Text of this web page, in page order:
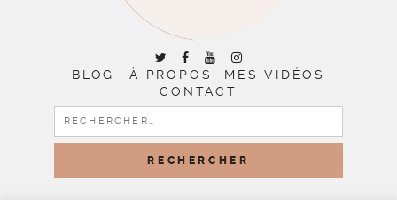
BLOG À PROPOS
MES VIDÉOS
CONTACT
RECHERCHER :